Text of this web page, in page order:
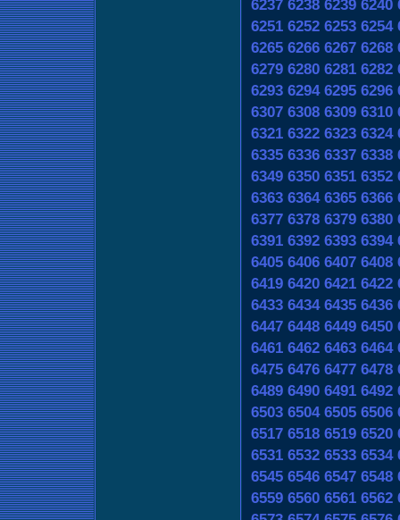
6237 6238 6239 6240
6251 6252 6253 6254
6265 6266 6267 6268
6279 6280 6281 6282
6293 6294 6295 6296
6307 6308 6309 6310
6321 6322 6323 6324
6335 6336 6337 6338
6349 6350 6351 6352
6363 6364 6365 6366
6377 6378 6379 6380
6391 6392 6393 6394
6405 6406 6407 6408
6419 6420 6421 6422
6433 6434 6435 6436
6447 6448 6449 6450
6461 6462 6463 6464
6475 6476 6477 6478
6489 6490 6491 6492
6503 6504 6505 6506
6517 6518 6519 6520
6531 6532 6533 6534
6545 6546 6547 6548
6559 6560 6561 6562